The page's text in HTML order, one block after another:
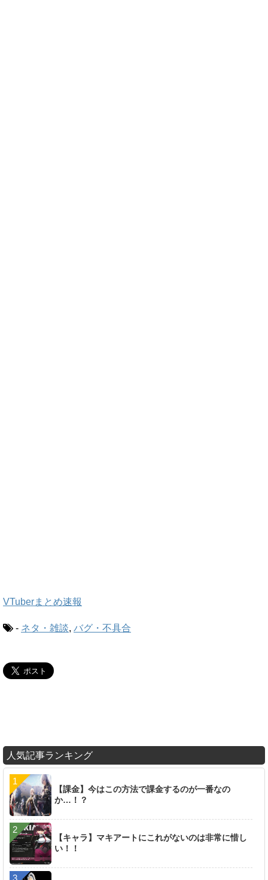
VTuberまとめ速報
- ネタ・雑談, バグ・不具合
人気記事ランキング
【課金】今はこの方法で課金するのが一番なの
か…！？
【キャラ】マキアートにこれがないのは非常に惜し
い！！